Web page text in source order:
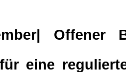
Offener
eine